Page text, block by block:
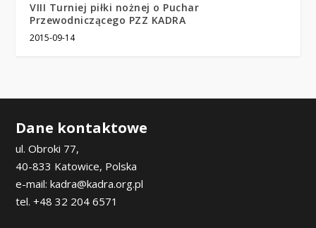
VIII Turniej piłki nożnej o Puchar
Przewodniczącego PZZ KADRA
2015-09-14
Dane kontaktowe
ul. Obroki 77,
40-833 Katowice, Polska
e-mail: kadra@kadra.org.pl
tel. +48 32 204 6571